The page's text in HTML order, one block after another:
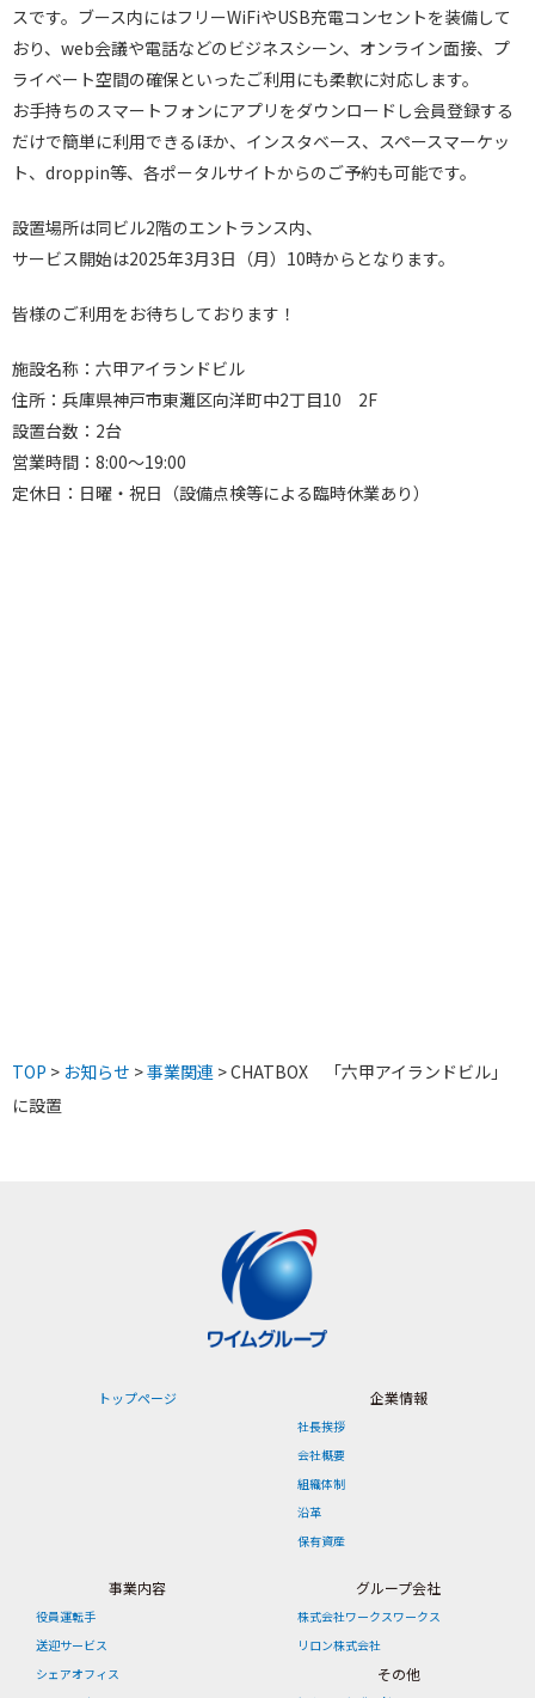
スです。ブース内にはフリーWiFiやUSB充電コンセントを装備して
おり、web会議や電話などのビジネスシーン、オンライン面接、プ
ライベート空間の確保といったご利用にも柔軟に対応します。
お手持ちのスマートフォンにアプリをダウンロードし会員登録する
だけで簡単に利用できるほか、インスタベース、スペースマーケッ
ト、droppin等、各ポータルサイトからのご予約も可能です。
設置場所は同ビル2階のエントランス内、
サービス開始は2025年3月3日（月）10時からとなります。
皆様のご利用をお待ちしております！
施設名称：六甲アイランドビル
住所：兵庫県神戸市東灘区向洋町中2丁目10 2F
設置台数：2台
営業時間：8:00～19:00
定休日：日曜・祝日（設備点検等による臨時休業あり）
TOP > お知らせ >事業関連 > CHATBOX 「六甲アイランドビル」
に設置
トップページ 企業情報
社長挨拶
会社概要
組織体制
沿革
保有資産
事業内容
役員運転手
送迎サービス
シェアオフィス
グループ会社
株式会社ワークスワークス
リロン株式会社
その他